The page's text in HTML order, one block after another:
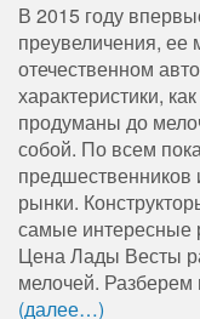
В 2015 году
преувеличения,
отечественном
характеристики,
продуманы до
собой. По всем
рынки.
самые интересные
Цена Лады Весты
мелочей.
(далее…)